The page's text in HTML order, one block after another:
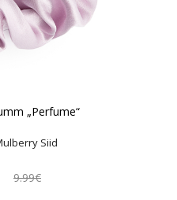
„Perfume“
Siid
9.99€